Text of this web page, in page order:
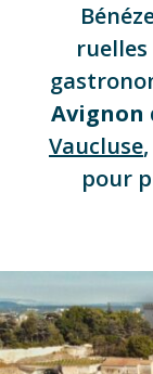
Avignon
Vaucluse
pour